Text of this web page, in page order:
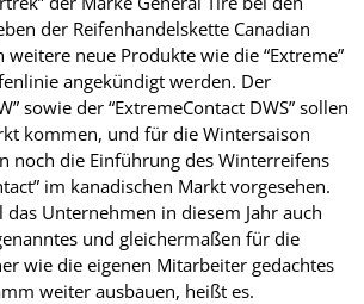
der Reifenhandelskette Canadian
weitere neue Produkte wie die “Extreme”
angekündigt werden. Der
sowie der “ExtremeContact DWS” sollen
kommen, und für die Wintersaison
noch die Einführung des Winterreifens
im kanadischen Markt vorgesehen.
Unternehmen in diesem Jahr auch
und gleichermaßen für die
wie die eigenen Mitarbeiter gedachtes
weiter ausbauen, heißt es.